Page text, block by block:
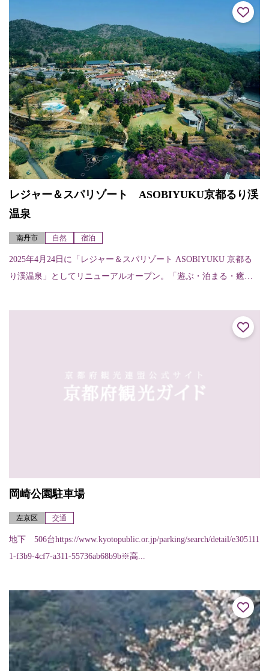
レジャー＆スパリゾート ASOBIYUKU京都るり渓
温泉
南丹市 自然 宿泊
2025年4月24日に「レジャー＆スパリゾート ASOBIYUKU 京都る
り渓温泉」としてリニューアルオープン。「遊ぶ・泊まる・癒
として...
岡崎公園駐車場
左京区 交通
地下 506台https://www.kyotopublic.or.jp/parking/search/detail/e305111
1-f3b9-4cf7-a311-55736ab68b9b※高...